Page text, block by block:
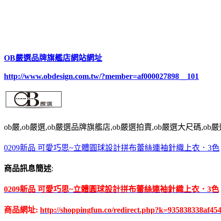
OB嚴選品牌旗艦店網站網址
http://www.obdesign.com.tw/?member=af000027898__101
ob嚴,ob嚴選,ob嚴選品牌旗艦店,ob嚴選拍賣,ob嚴選大尺碼,ob
0209新品 可愛巧思~立體圓球設計拼布蕾絲連袖針織上衣．3色
商品訊息簡述:
0209新品 可愛巧思~立體圓球設計拼布蕾絲連袖針織上衣．3色
商品網址: http://shoppingfun.co/